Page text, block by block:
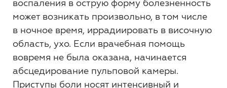
воспаления в острую форму болезненность
может возникать произвольно, в том числе
в ночное время, иррадиировать в височную
область, ухо. Если врачебная помощь
вовремя не была оказана, начинается
абсцедирование пульповой камеры.
Приступы боли носят интенсивный и